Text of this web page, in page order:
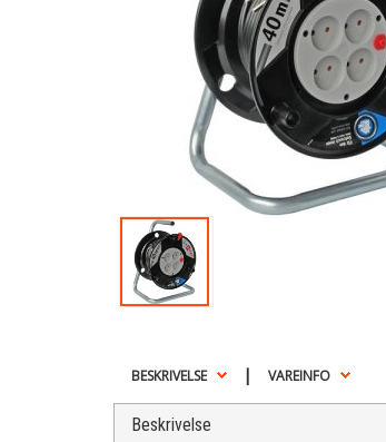
BESKRIVELSE | VAREINFO
Beskrivelse